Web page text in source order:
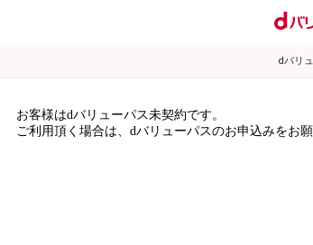
dバリ
お客様はdバリューパス未契約です。
ご利用頂く場合は、dバリューパスのお申込みをお願